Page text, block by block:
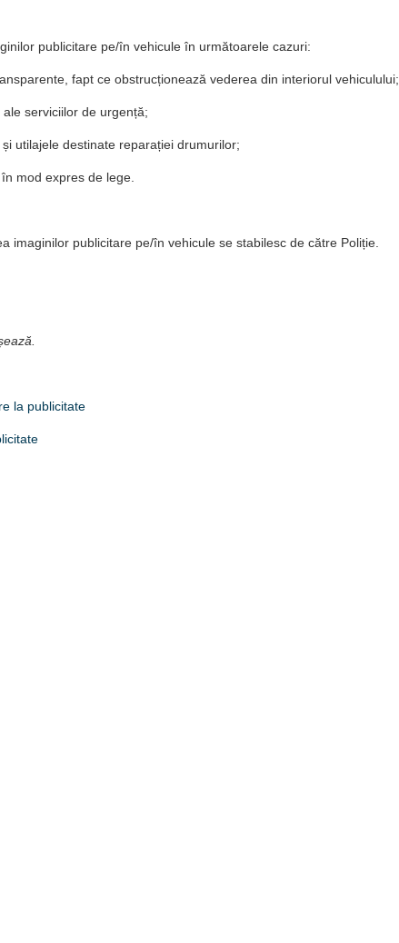
publicitare pe/în vehicule în următoarele cazuri:
fapt ce obstrucționează vederea din interiorul vehiculului;
serviciilor de urgență;
utilajele destinate reparației drumurilor;
mod expres de lege.
imaginilor publicitare pe/în vehicule se stabilesc de către Poliție.
la publicitate